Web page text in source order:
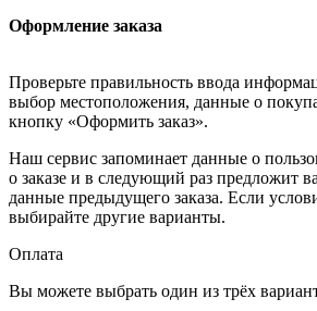
Оформление заказа
Проверьте правильность ввода
выбор местоположения, данные о
кнопку «Оформить заказ».
Наш сервис запоминает данные о
о заказе и в следующий раз предложит
данные предыдущего заказа. Если
выбирайте другие варианты.
Оплата
Вы можете выбрать один из трёх